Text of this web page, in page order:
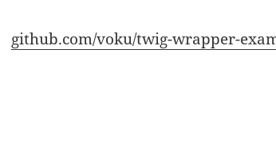
github.com/voku/twig-wrapper-